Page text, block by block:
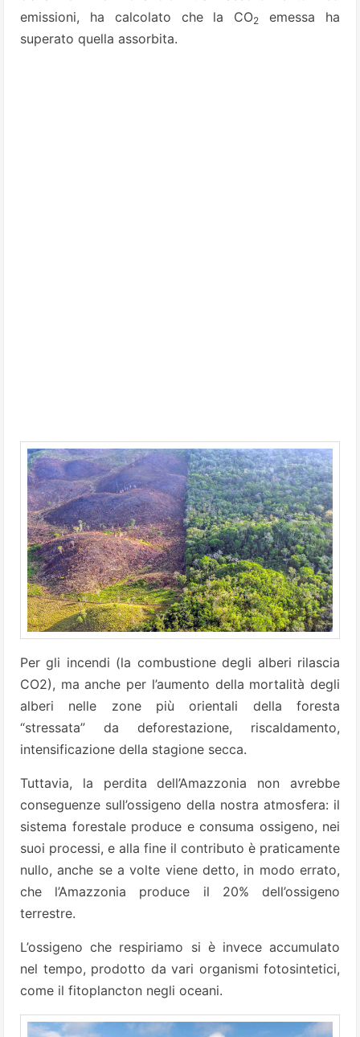
emissioni, ha calcolato che la CO2
emessa ha
superato quella assorbita.
Per gli incendi (la combustione degli alberi rilascia
CO2), ma anche per l’aumento della mortalità degli
alberi nelle zone più orientali della foresta
“stressata” da deforestazione, riscaldamento,
intensificazione della stagione secca.
Tuttavia, la perdita dell’Amazzonia non avrebbe
conseguenze sull’ossigeno della nostra atmosfera: il
sistema forestale produce e consuma ossigeno, nei
suoi processi, e alla fine il contributo è praticamente
nullo, anche se a volte viene detto, in modo errato,
che l’Amazzonia produce il 20% dell’ossigeno
terrestre.
L’ossigeno che respiriamo si è invece accumulato
nel tempo, prodotto da vari organismi fotosintetici,
come il fitoplancton negli oceani.